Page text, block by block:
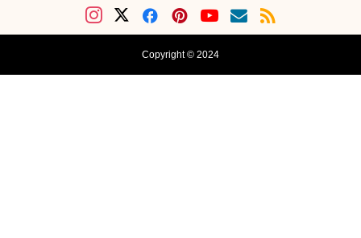
Copyright © 2024